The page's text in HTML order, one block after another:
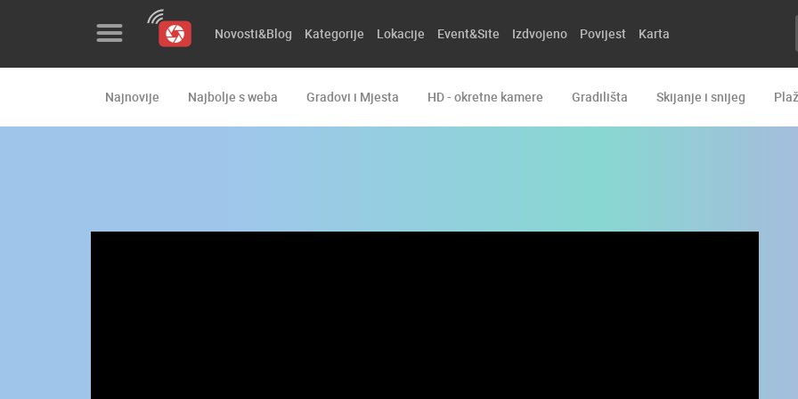
Event&Site
Novosti&Blog Kategorije Lokacije Event&Site Izdvojeno Povijest Karta
Najnovije Najbolje s weba Gradovi i Mjesta HD - okretne kamere Gradilišta Skijanje i snijeg